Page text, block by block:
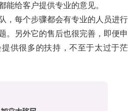
能给客户提供专业的意见。
每个步骤都会有专业的人员进行
。另外它的售后也很完善，即便申
供很多的扶持，不至于太过于茫